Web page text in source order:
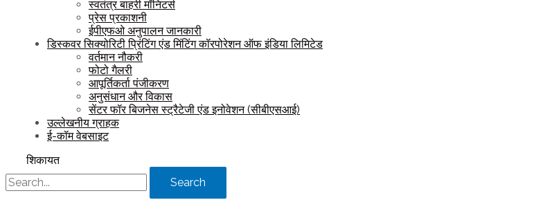
स्वतंत्र बाहरी मॉनिटर्स
प्रेस प्रकाशनी
ईपीएफओ अनुपालन जानकारी
डिस्कवर सिक्योरिटी प्रिंटिंग एंड मिंटिंग कॉरपोरेशन ऑफ इंडिया लिमिटेड
वर्तमान नौकरी
फोटो गैलरी
आपूर्तिकर्ता पंजीकरण
अनुसंधान और विकास
सेंटर फॉर बिजनेस स्ट्रैटेजी एंड इनोवेशन (सीबीएसआई)
उल्लेखनीय ग्राहक
ई-कॉम वेबसाइट
शिकायत
Search